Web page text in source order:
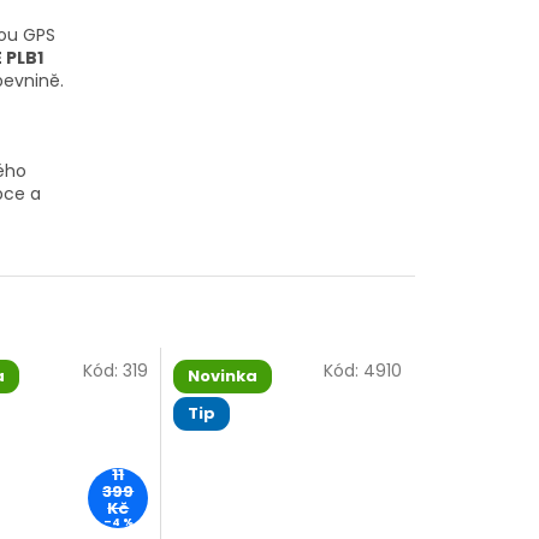
GPS
a
11
399
Kč
–4 %
Kód:319
Novinka
Tip
Kód: 4910